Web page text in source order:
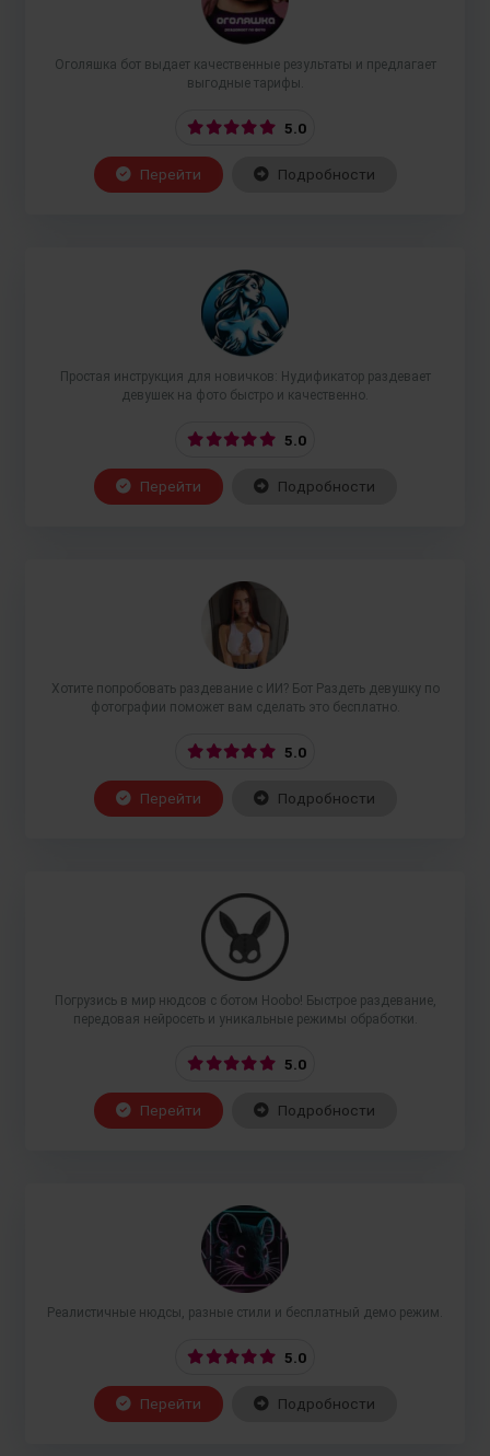
Оголяшка бот выдает качественные результаты и предлагает
выгодные тарифы.
5.0
Перейти Подробности
Простая инструкция для новичков: Нудификатор раздевает
девушек на фото быстро и качественно.
5.0
Перейти Подробности
Хотите попробовать раздевание с ИИ? Бот Раздеть девушку по
фотографии поможет вам сделать это бесплатно.
5.0
Перейти Подробности
Погрузись в мир нюдсов с ботом Hoobo! Быстрое раздевание,
передовая нейросеть и уникальные режимы обработки.
5.0
Перейти Подробности
Реалистичные нюдсы, разные стили и бесплатный демо режим.
5.0
Перейти Подробности